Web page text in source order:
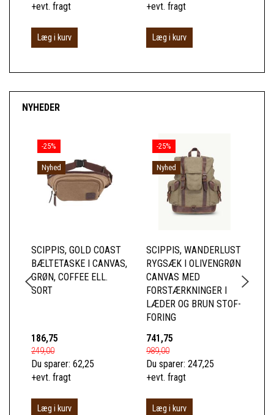
+evt. fragt
Læg i kurv
+evt. fragt
Læg i kurv
NYHEDER
-25%
Nyhed
SCIPPIS, GOLD COAST
BÆLTETASKE I CANVAS,
GRØN, COFFEE ELL.
SORT
186,75
249,00
Du sparer: 62,25
+evt. fragt
Læg i kurv
-25%
Nyhed
SCIPPIS, WANDERLUST
RYGSÆK I OLIVENGRØN
CANVAS MED
FORSTÆRKNINGER I
LÆDER OG BRUN STOF-
FORING
741,75
989,00
Du sparer: 247,25
+evt. fragt
Læg i kurv